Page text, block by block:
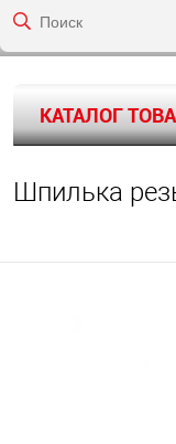
КАТАЛОГ
Шпилька